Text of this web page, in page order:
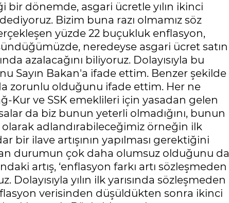
dönemde, asgari ücretle yılın ikinci
Bizim buna razı olmamız söz
yüzde 22 buçukluk enflasyon,
neredeyse asgari ücret satın
azalacağını biliyoruz. Dolayısıyla bu
Sayın Bakan'a ifade ettim. Benzer şekilde
zorunlu olduğunu ifade ettim. Her ne
Kur ve SSK emeklileri için yasadan gelen
da biz bunun yeterli olmadığını, bunun
olarak adlandırabileceğimiz örneğin ilk
bir ilave artışının yapılması gerektiğini
durumun çok daha olumsuz olduğunu da
artış, ‘enflasyon farkı artı sözleşmeden
yılın ilk yarısında sözleşmeden
verisinden düşüldükten sonra ikinci